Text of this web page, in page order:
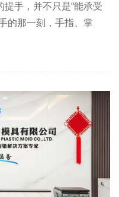
手，并不只是“能承受
的那一刻，手指、掌